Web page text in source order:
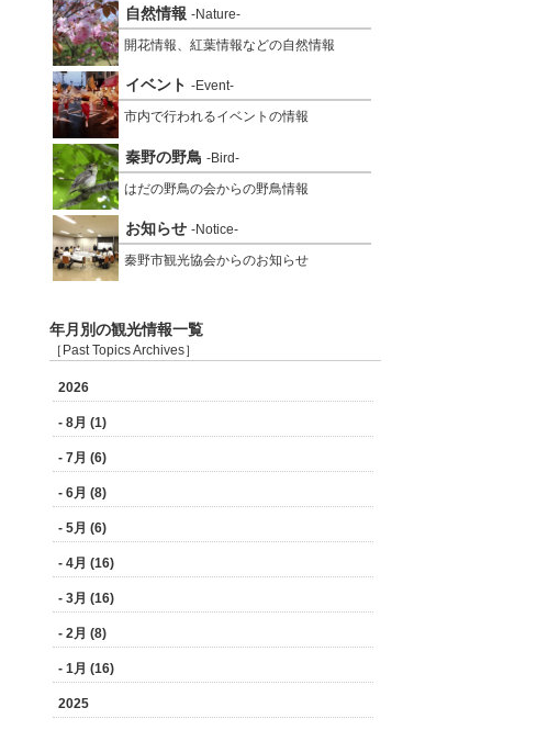
自然情報-Nature-
開花情報、紅葉情報などの自然情報
イベント-Event-
市内で行われるイベントの情報
秦野の野鳥-Bird-
はだの野鳥の会からの野鳥情報
お知らせ-Notice-
秦野市観光協会からのお知らせ
年月別の観光情報一覧
［Past Topics Archives］
2026
- 8月 (1)
- 7月 (6)
- 6月 (8)
- 5月 (6)
- 4月 (16)
- 3月 (16)
- 2月 (8)
- 1月 (16)
2025